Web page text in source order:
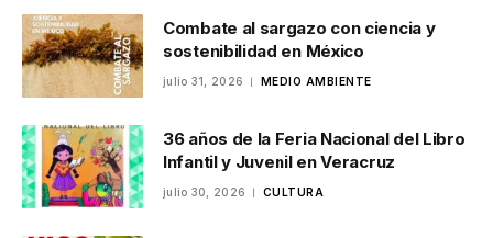
Combate al sargazo con ciencia y
sostenibilidad en México
julio 31, 2026 MEDIO AMBIENTE
36 años de la Feria Nacional del Libro
Infantil y Juvenil en Veracruz
julio 30, 2026 CULTURA